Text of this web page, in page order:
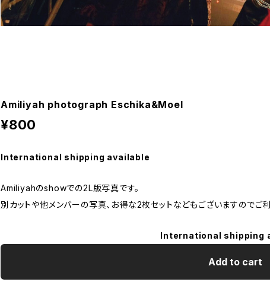
Amiliyah photograph Eschika&Moel
¥800
International shipping available
Amiliyahのshowでの2L版写真です。
別カットや他メンバーの写真、お得な2枚セットなどもございますのでご利
International shipping
Add to cart